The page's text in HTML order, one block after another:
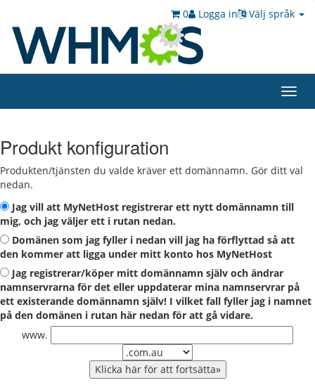
Välj språk
Logga in
0
Produkt konfiguration
Produkten/tjänsten du valde kräver ett domännamn. Gör ditt val
nedan.
Jag vill att MyNetHost registrerar ett nytt domännamn till
mig, och jag väljer ett i rutan nedan.
Domänen som jag fyller i nedan vill jag ha förflyttad så att
den kommer att ligga under mitt konto hos MyNetHost
Jag registrerar/köper mitt domännamn själv och ändrar
namnservrarna för det eller uppdaterar mina namnservrar på
ett existerande domännamn själv! I vilket fall fyller jag i namnet
på den domänen i rutan här nedan för att gå vidare.
www.